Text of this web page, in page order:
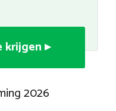
krijgen ▸
2026